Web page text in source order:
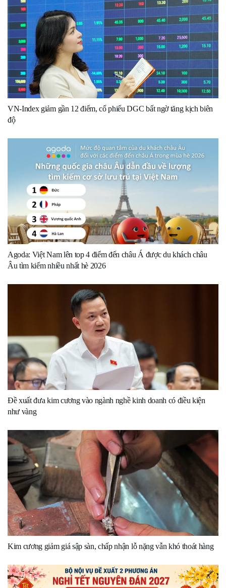
VN-Index giảm gần 12 điểm, cổ phiếu DGC bất ngờ tăng kịch biên
độ
Agoda: Việt Nam lên top 4 điểm đến châu Á được du khách châu
Âu tìm kiếm nhiều nhất hè 2026
Đề xuất đưa kim cương vào ngành nghề kinh doanh có điều kiện
như vàng
Kim cương giảm giá sập sàn, chấp nhận lỗ nặng vẫn khó thoát hàng